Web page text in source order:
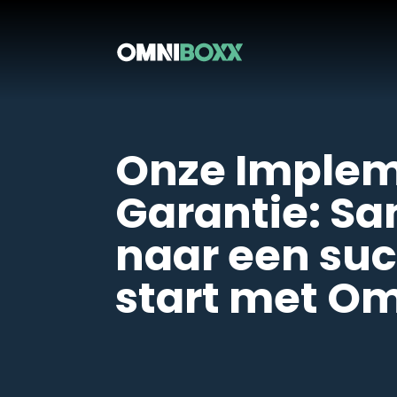
Service
Implementatie
Klantenservice
Datamigratie
Trainingen
Vastgoedscan
Onze
Garantie:
naar een
start met